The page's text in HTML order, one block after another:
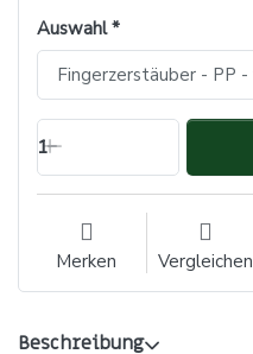
Auswahl
1
Merken Vergleichen
Beschreibung